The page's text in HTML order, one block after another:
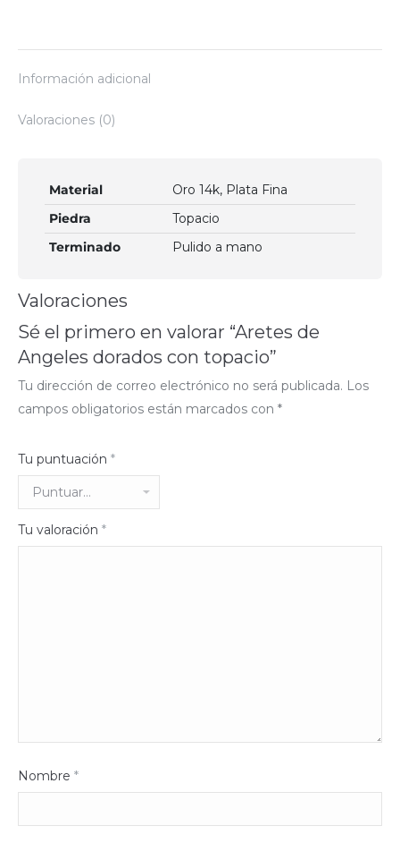
Información adicional
Valoraciones (0)
Material
Oro 14k, Plata Fina
Piedra
Topacio
Terminado
Pulido a mano
Valoraciones
Sé el primero en valorar “Aretes de
Angeles dorados con topacio”
Tu dirección de correo electrónico no será publicada. Los
campos obligatorios están marcados con *
Tu puntuación *
Tu valoración *
Nombre *